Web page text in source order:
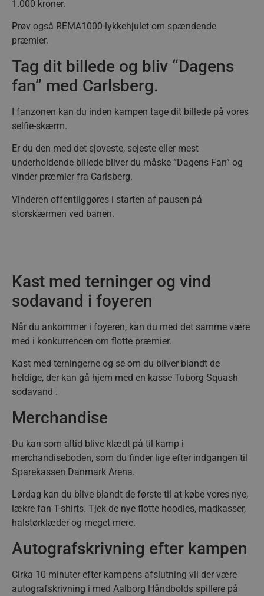
1.000 kroner.
Prøv også REMA1000-lykkehjulet om spændende
præmier.
Tag dit billede og bliv “Dagens
fan” med Carlsberg.
I fanzonen kan du inden kampen tage dit billede på vores
selfie-skærm.
Er du den med det sjoveste, sejeste eller mest
underholdende billede bliver du måske “Dagens Fan” og
vinder præmier fra Carlsberg.
Vinderen offentliggøres i starten af pausen på
storskærmen ved banen.
Kast med terninger og vind
sodavand i foyeren
Når du ankommer i foyeren, kan du med det samme være
med i konkurrencen om flotte præmier.
Kast med terningerne og se om du bliver blandt de
heldige, der kan gå hjem med en kasse Tuborg Squash
sodavand .
Merchandise
Du kan som altid blive klædt på til kamp i
merchandiseboden, som du finder lige efter indgangen til
Sparekassen Danmark Arena.
Lørdag kan du blive blandt de første til at købe vores nye,
lækre fan T-shirts. Tjek de nye flotte hoodies, madkasser,
halstørklæder og meget mere.
Autografskrivning efter kampen
Cirka 10 minuter efter kampens afslutning vil der være
autografskrivning i med Aalborg Håndbolds spillere på